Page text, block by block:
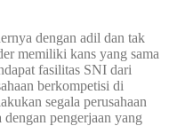
dengan adil dan tak
memiliki kans yang sama
fasilitas SNI dari
berkompetisi di
segala perusahaan
pengerjaan yang